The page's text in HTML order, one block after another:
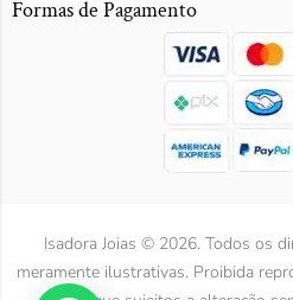
Formas de Pagamento
Isadora Joias © 2026. Todos os
meramente ilustrativas. Proibida